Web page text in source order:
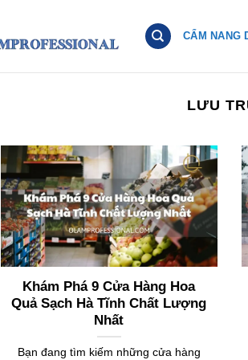
CẨM NANG
LƯU
Khám Phá 9 Cửa Hàng Hoa
Quả Sạch Hà Tĩnh Chất Lượng
Nhất
Bạn đang tìm kiếm những cửa hàng